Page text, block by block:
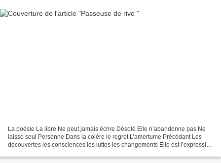
La poésie La libre Ne peut jamais écrire Désolé Elle n’abandonne pas Ne
laisse seul Personne Dans la colère le regret L’amertume Précédant Les
découvertes les consciences les luttes les changements Elle est l’expression